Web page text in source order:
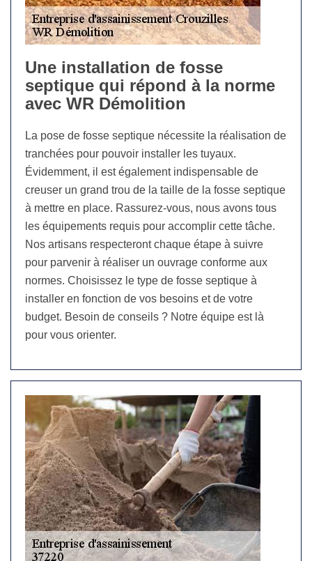
Une installation de fosse
septique qui répond à la norme
avec WR Démolition
La pose de fosse septique nécessite la réalisation de
tranchées pour pouvoir installer les tuyaux.
Évidemment, il est également indispensable de
creuser un grand trou de la taille de la fosse septique
à mettre en place. Rassurez-vous, nous avons tous
les équipements requis pour accomplir cette tâche.
Nos artisans respecteront chaque étape à suivre
pour parvenir à réaliser un ouvrage conforme aux
normes. Choisissez le type de fosse septique à
installer en fonction de vos besoins et de votre
budget. Besoin de conseils ? Notre équipe est là
pour vous orienter.